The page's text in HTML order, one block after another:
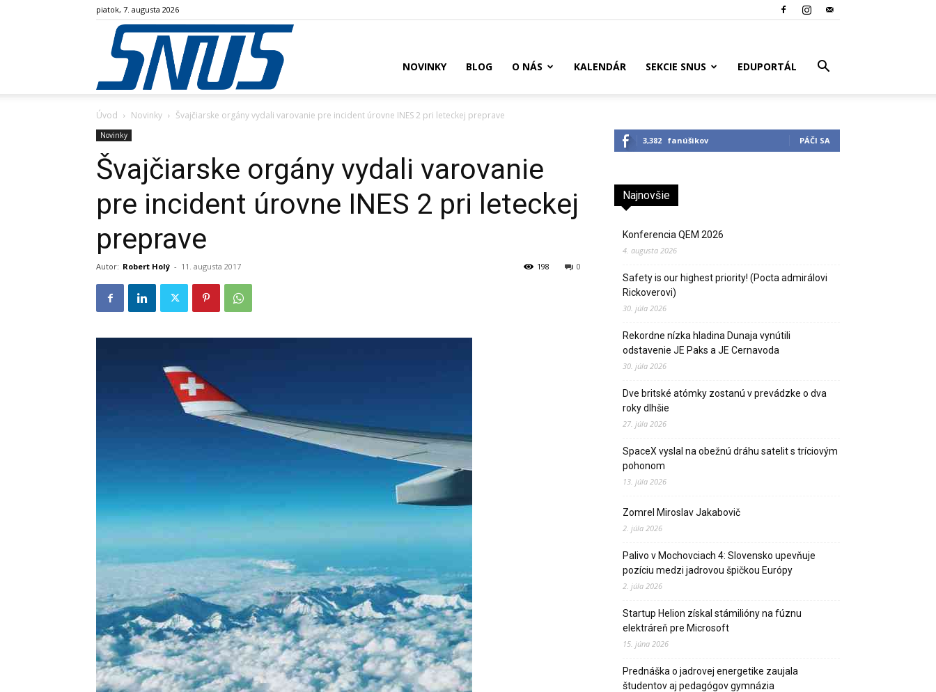
piatok, 7. augusta 2026
NOVINKY BLOG O NÁS KALENDÁR SEKCIE SNUS EDUPORTÁL
Úvod Novinky Švajčiarske orgány vydali varovanie pre incident úrovne INES 2 pri leteckej preprave
Novinky
Švajčiarske orgány vydali varovanie
pre incident úrovne INES 2 pri leteckej
preprave
Autor: Robert Holý - 11. augusta 2017 0
198
3,382 fanúšikov PÁČI SA
Najnovšie
Konferencia QEM 2026
4. augusta 2026
Safety is our highest priority! (Pocta admirálovi
Rickoverovi)
30. júla 2026
Rekordne nízka hladina Dunaja vynútili
odstavenie JE Paks a JE Cernavoda
30. júla 2026
Dve britské atómky zostanú v prevádzke o dva
roky dlhšie
27. júla 2026
SpaceX vyslal na obežnú dráhu satelit s tríciovým
pohonom
13. júla 2026
Zomrel Miroslav Jakabovič
2. júla 2026
Palivo v Mochovciach 4: Slovensko upevňuje
pozíciu medzi jadrovou špičkou Európy
2. júla 2026
Startup Helion získal stámilióny na fúznu
elektráreň pre Microsoft
15. júna 2026
Prednáška o jadrovej energetike zaujala
študentov aj pedagógov gymnázia